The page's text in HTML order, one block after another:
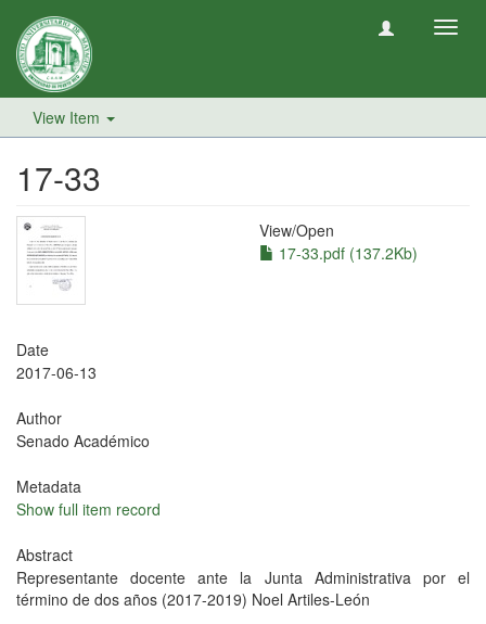
View Item
17-33
View/Open
17-33.pdf (137.2Kb)
Date
2017-06-13
Author
Senado Académico
Metadata
Show full item record
Abstract
Representante docente ante la Junta Administrativa por el
término de dos años (2017-2019) Noel Artiles-León